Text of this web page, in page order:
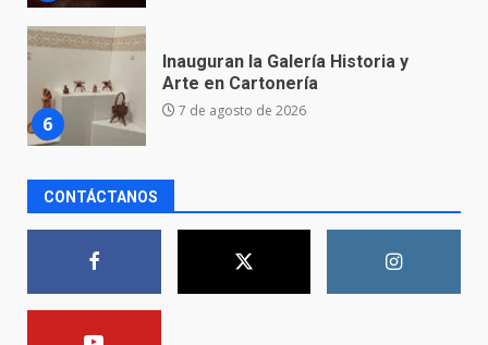
7
Valle de Santiago refuerza
seguridad con nuevas unidades
7 de agosto de 2026
La fiscalía de Guanajuato
9 de agosto de 2026
CONTÁCTANOS